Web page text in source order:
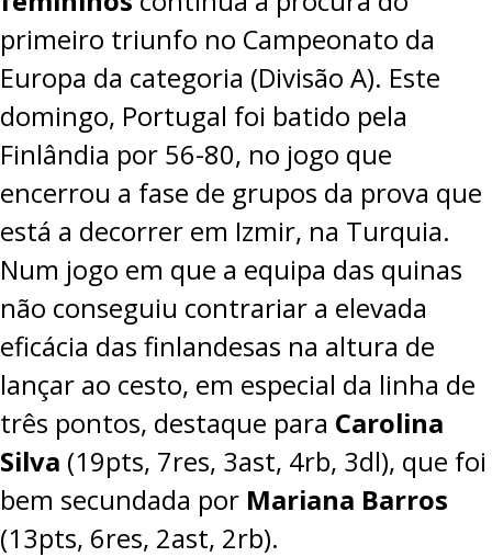
primeiro triunfo no Campeonato da
Europa da categoria (Divisão A). Este
domingo, Portugal foi batido pela
Finlândia por 56-80, no jogo que
encerrou a fase de grupos da prova que
está a decorrer em Izmir, na Turquia.
Num jogo em que a equipa das quinas
não conseguiu contrariar a elevada
eficácia das finlandesas na altura de
lançar ao cesto, em especial da linha de
três pontos, destaque para Carolina
Silva (19pts, 7res, 3ast, 4rb, 3dl), que foi
bem secundada por Mariana Barros
(13pts, 6res, 2ast, 2rb).